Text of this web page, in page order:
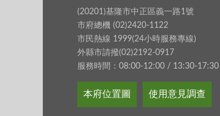
(20201)基隆市中正區義一路1號
市府總機 (02)2420-1122
市民熱線 1999(24小時服務專線)
外縣市請撥(02)2192-0917
服務時間：08:00-12:00 / 13:30-17:30
本府位置圖 使用意見調查